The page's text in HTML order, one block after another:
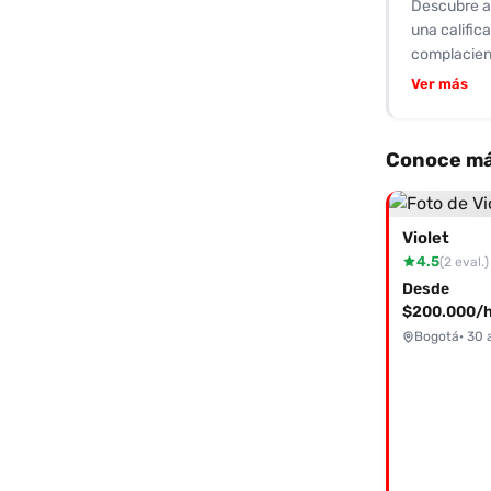
besos y la
con una
Descubre
una
en cuanto
hacerte
inolvidable.
Ver más
Conoce
Violet
4.5(2 eval.)
Desde
$200.000/
Bogotá· 30